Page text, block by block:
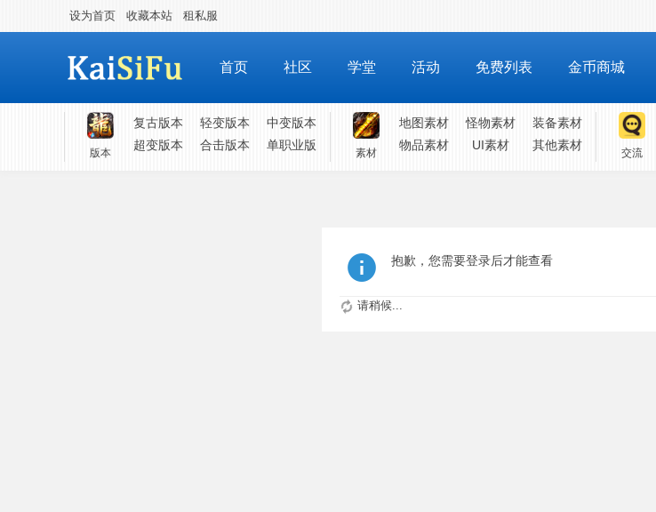
设为首页 收藏本站 租私服
首页 社区 学堂 活动 免费列表 金币商城
版本
复古版本 轻变版本
中变版本
超变版本
合击版本 单职业版
素材
地图素材 怪物素材
装备素材
物品素材
UI素材 其他素材
交流
抱歉，您需要登录后才能查看
请稍候...